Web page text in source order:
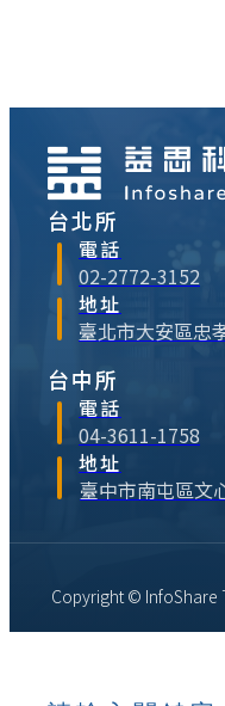
台北所
電話
02-2772-3152
地址
臺北市大安區忠
台中所
電話
04-3611-1758
地址
臺中市南屯區文
Copyright © InfoShare